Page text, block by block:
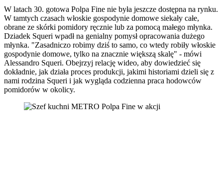
W latach 30. gotowa Polpa Fine nie była jeszcze dostępna na rynku.
W tamtych czasach włoskie gospodynie domowe siekały całe,
obrane ze skórki pomidory ręcznie lub za pomocą małego młynka.
Dziadek Squeri wpadł na genialny pomysł opracowania dużego
młynka. "Zasadniczo robimy dziś to samo, co wtedy robiły włoskie
gospodynie domowe, tylko na znacznie większą skalę" - mówi
Alessandro Squeri. Obejrzyj relację wideo, aby dowiedzieć się
dokładnie, jak działa proces produkcji, jakimi historiami dzieli się z
nami rodzina Squeri i jak wygląda codzienna praca hodowców
pomidorów w okolicy.